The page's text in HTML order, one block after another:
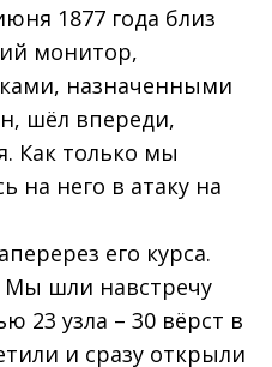
1877 года близ
монитор,
назначенными
шёл впереди,
Как только мы
на него в атаку на
его курса.
Мы шли навстречу
23 узла – 30 вёрст в
и сразу открыли